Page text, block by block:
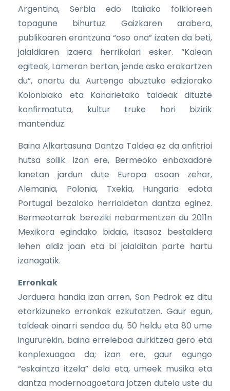
Argentina, Serbia edo Italiako folkloreen
topagune bihurtuz. Gaizkaren arabera,
publikoaren erantzuna “oso ona” izaten da beti,
jaialdiaren izaera herrikoiari esker. “Kalean
egiteak, Lameran bertan, jende asko erakartzen
du”, onartu du. Aurtengo abuztuko ediziorako
Kolonbiako eta Kanarietako taldeak dituzte
konfirmatuta, kultur truke hori bizirik
mantenduz.
Baina Alkartasuna Dantza Taldea ez da anfitrioi
hutsa soilik. Izan ere, Bermeoko enbaxadore
lanetan jardun dute Europa osoan zehar,
Alemania, Polonia, Txekia, Hungaria edota
Portugal bezalako herrialdetan dantza eginez.
Bermeotarrak bereziki nabarmentzen du 2011n
Mexikora egindako bidaia, itsasoz bestaldera
lehen aldiz joan eta bi jaialditan parte hartu
izanagatik.
Erronkak
Jarduera handia izan arren, San Pedrok ez ditu
etorkizuneko erronkak ezkutatzen. Gaur egun,
taldeak oinarri sendoa du, 50 heldu eta 80 ume
ingururekin, baina erreleboa aurkitzea gero eta
konplexuagoa da; izan ere, gaur egungo
“eskaintza itzela” dela eta, umeek musika eta
dantza modernoagoetara jotzen dutela uste du